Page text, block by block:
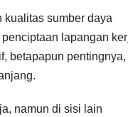
kualitas sumber daya
lapangan
betapapun
namun di sisi lain